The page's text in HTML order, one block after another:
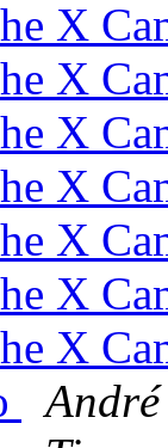
X
X
X
X
X
X
X